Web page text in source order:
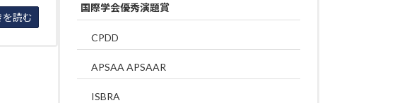
を読む
国際学会優秀演題賞
CPDD
APSAA APSAAR
ISBRA